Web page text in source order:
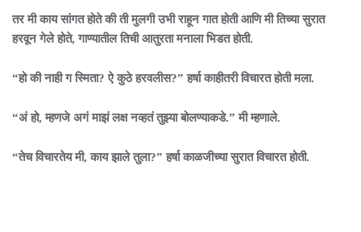
तर मी काय सांगत होते की ती मुलगी उभी राहून गात होती आणि मी तिच्या सुरात
हरवून गेले होते, गाण्यातील तिची आतुरता मनाला भिडत होती.
“हो की नाही ग स्मिता? ऐ कुठे हरवलीस?” हर्षा काहीतरी विचारत होती मला.
“अं हो, म्हणजे अगं माझं लक्ष नव्हतं तुझ्या बोलण्याकडे.” मी म्हणाले.
“तेच विचारतेय मी, काय झाले तुला?” हर्षा काळजीच्या सुरात विचारत होती.